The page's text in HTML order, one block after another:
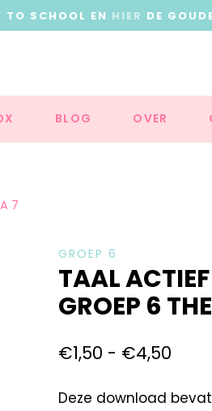
TO SCHOOL EN HIER DE
BLOG OVER
7
GROEP 6
TAAL
GROEP 6
€1,50 - €4,50
Deze download